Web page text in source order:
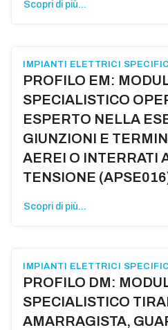
Scopri di più...
IMPIANTI ELETTRICI
PROFILO EM:
SPECIALISTICO
ESPERTO NELLA
GIUNZIONI E
AEREI O INTERRATI
TENSIONE
Scopri di più...
IMPIANTI ELETTRICI
PROFILO DM:
SPECIALISTICO
AMARRAGISTA,